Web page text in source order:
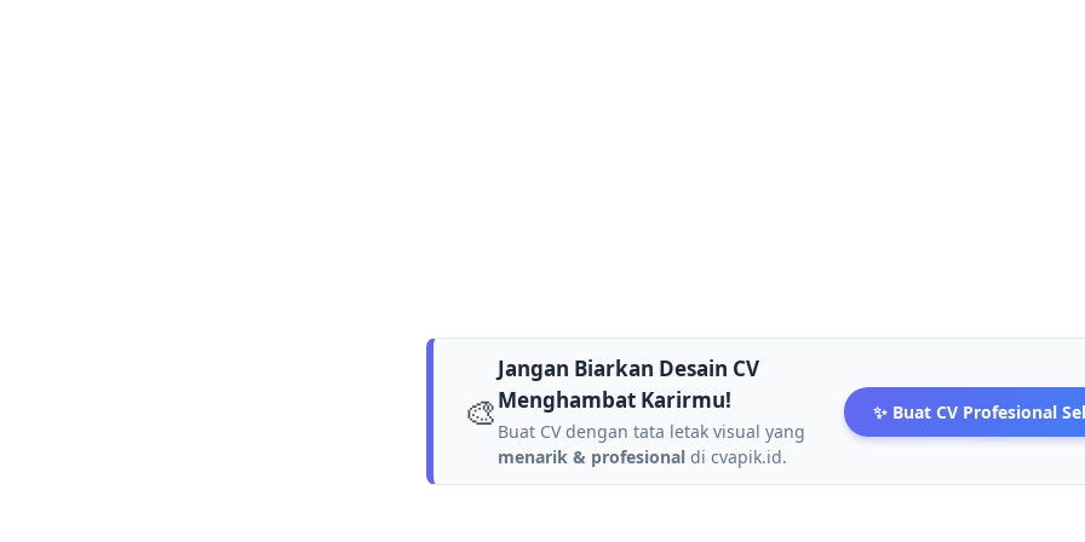
🎨
Jangan Biarkan Desain CV
Menghambat Karirmu!
Buat CV dengan tata letak visual yang
menarik & profesional di cvapik.id.
✨ Buat CV Profesional